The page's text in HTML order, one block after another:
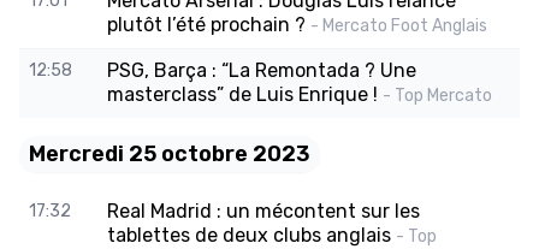
plutôt l’été prochain ? - Mercato Foot Anglais
12:58
PSG, Barça : “La Remontada ? Une
masterclass” de Luis Enrique ! - Top Mercato
Mercredi 25 octobre 2023
17:32
Real Madrid : un mécontent sur les
tablettes de deux clubs anglais - Top